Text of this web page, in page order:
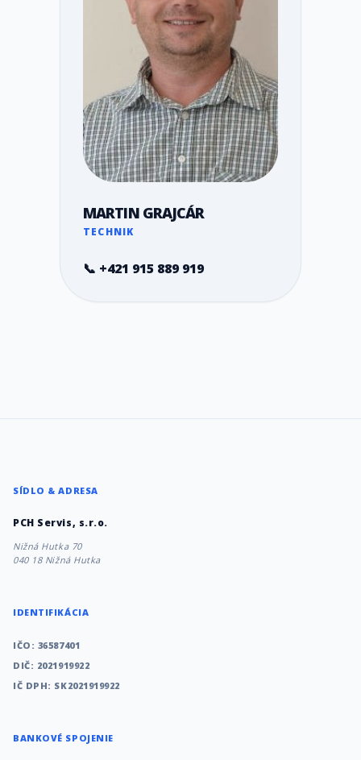
MARTIN GRAJCÁR
TECHNIK
📞 +421 915 889 919
SÍDLO & ADRESA
PCH Servis, s.r.o.
Nižná Hutka 70
040 18 Nižná Hutka
IDENTIFIKÁCIA
IČO: 36587401
DIČ: 2021919922
IČ DPH: SK2021919922
BANKOVÉ SPOJENIE